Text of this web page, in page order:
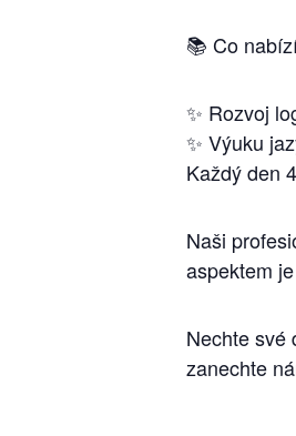
📚 Co
✨ Rozvoj
✨ Výuku
Každý den
Naši
aspektem
Nechte své
zanechte